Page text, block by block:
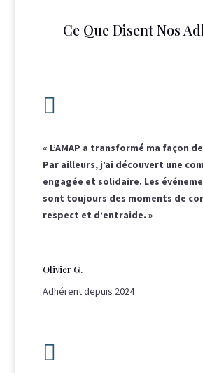
Ce Que Disent Nos

« L’AMAP a transformé ma façon
Par ailleurs, j’ai découvert une
engagée et solidaire. Les
sont toujours des moments de
respect et d’entraide. »
Olivier G.
Adhérent depuis 2024
